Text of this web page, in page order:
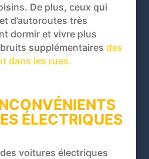
De plus, ceux qui
d’autoroutes très
dormir et vivre plus
supplémentaires des
dans les rues.
ÉLECTRIQUES
voitures électriques